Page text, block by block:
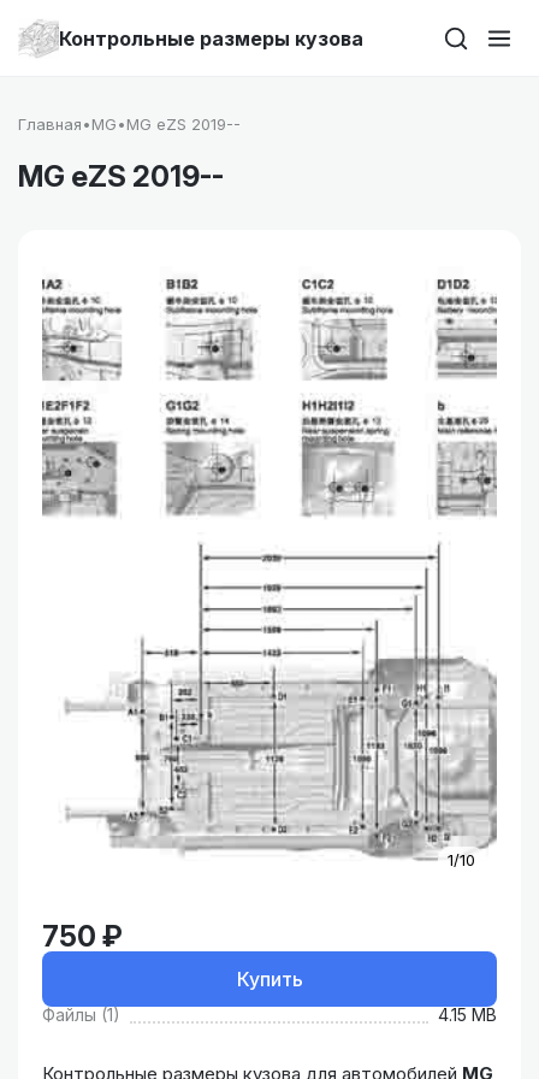
Контрольные размеры кузова
Главная•MG•MG eZS 2019--
MG eZS 2019--
1/10
750 ₽
Купить
Файлы (1) 4.15 MB
Контрольные размеры кузова для автомобилей MG